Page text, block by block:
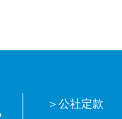
公社定款